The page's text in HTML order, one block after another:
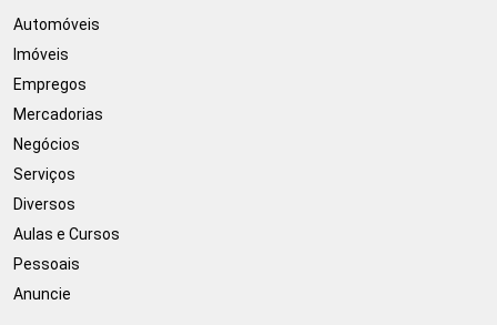
Automóveis
Imóveis
Empregos
Mercadorias
Negócios
Serviços
Diversos
Aulas e Cursos
Pessoais
Anuncie